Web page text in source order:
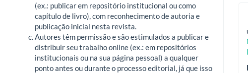
(ex.: publicar em repositório institucional ou como
capítulo de livro), com reconhecimento de autoria e
publicação inicial nesta revista.
Autores têm permissão e são estimulados a publicar e
distribuir seu trabalho online (ex.: em repositórios
institucionais ou na sua página pessoal) a qualquer
ponto antes ou durante o processo editorial, já que isso